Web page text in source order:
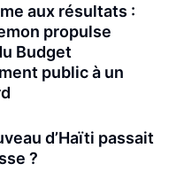
aux résultats :
propulse
Budget
public à un
d’Haïti passait
?